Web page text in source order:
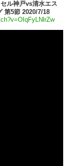
ル神戸vs清水エス
第5節 2020/7/18